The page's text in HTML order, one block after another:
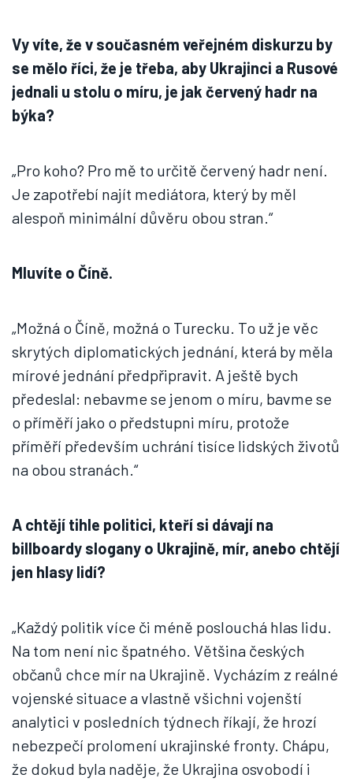
Vy víte, že v současném veřejném diskurzu by
se mělo říci, že je třeba, aby Ukrajinci a Rusové
jednali u stolu o míru, je jak červený hadr na
býka?
„Pro koho? Pro mě to určitě červený hadr není.
Je zapotřebí najít mediátora, který by měl
alespoň minimální důvěru obou stran.“
Mluvíte o Číně.
„Možná o Číně, možná o Turecku. To už je věc
skrytých diplomatických jednání, která by měla
mírové jednání předpřipravit. A ještě bych
předeslal: nebavme se jenom o míru, bavme se
o příměří jako o předstupni míru, protože
příměří především uchrání tisíce lidských životů
na obou stranách.“
A chtějí tihle politici, kteří si dávají na
billboardy slogany o Ukrajině, mír, anebo chtějí
jen hlasy lidí?
„Každý politik více či méně poslouchá hlas lidu.
Na tom není nic špatného. Většina českých
občanů chce mír na Ukrajině. Vycházím z reálné
vojenské situace a vlastně všichni vojenští
analytici v posledních týdnech říkají, že hrozí
nebezpečí prolomení ukrajinské fronty. Chápu,
že dokud byla naděje, že Ukrajina osvobodí i